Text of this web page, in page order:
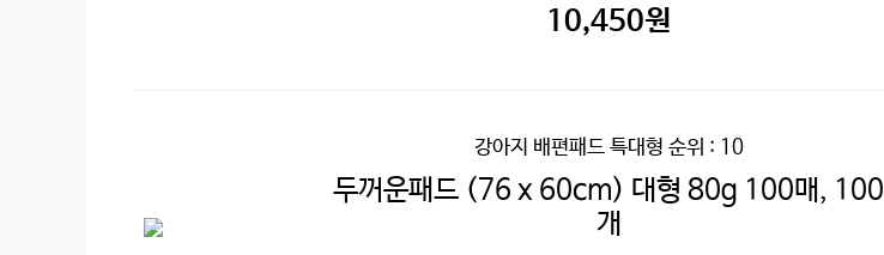
10,450원
강아지 배편패드 특대형 순위 : 10
두꺼운패드 (76 x 60cm) 대형 80g 100매, 100
개